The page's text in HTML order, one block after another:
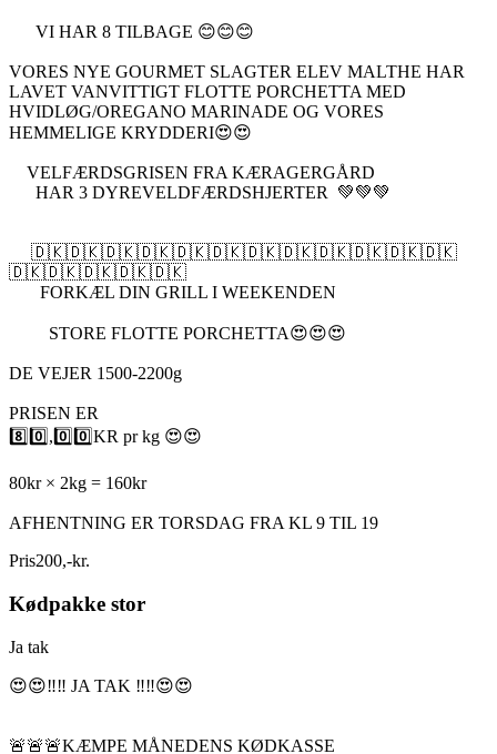
VI HAR 8 TILBAGE 😊😊😊
VORES NYE GOURMET SLAGTER ELEV MALTHE HAR
LAVET VANVITTIGT FLOTTE PORCHETTA MED
HVIDLØG/OREGANO MARINADE OG VORES
HEMMELIGE KRYDDERI😍😍
VELFÆRDSGRISEN FRA KÆRAGERGÅRD
HAR 3 DYREVELDFÆRDSHJERTER 💚💚💚
🇩🇰🇩🇰🇩🇰🇩🇰🇩🇰🇩🇰🇩🇰🇩🇰🇩🇰🇩🇰🇩🇰🇩🇰
🇩🇰🇩🇰🇩🇰🇩🇰🇩🇰
FORKÆL DIN GRILL I WEEKENDEN
STORE FLOTTE PORCHETTA😍😍😍
DE VEJER 1500-2200g
PRISEN ER
8️⃣0️⃣,0️⃣0️⃣KR pr kg 😍😍
80kr × 2kg = 160kr
AFHENTNING ER TORSDAG FRA KL 9 TIL 19
Pris200,-kr.
Kødpakke stor
Ja tak
😍😍‼️‼️ JA TAK ‼️‼️😍😍
🚨🚨🚨KÆMPE MÅNEDENS KØDKASSE